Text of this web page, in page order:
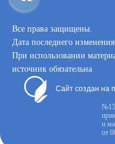
Все права защищены.
Дата последнего
При использовании
источник обязательна
Сайт создан на
и
от